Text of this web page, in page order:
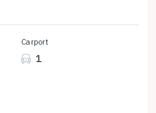
Carport
1